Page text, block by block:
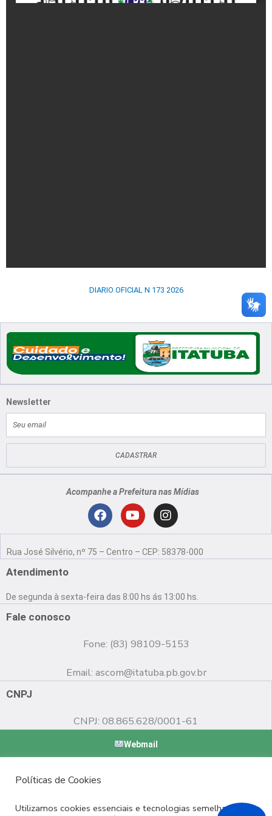
DIARIO OFICIAL N 173 2026
Newsletter
mail
CADASTRAR
Acompanhe a Prefeitura nas Mídias
F
c
o
o
Y
u
b
e
I
n
s
g
r
Rua José Silvério, nº 75 – Centro – CEP: 58378-000
Atendimento
De segunda à sexta-feira das 8:00 hs ás 13:00 hs.
Fale conosco
Fone: (83) 98109-5153
Email: ascom@itatuba.pb.gov.br
CNPJ
CNPJ: 08.865.628/0001-61
Webmail
Políticas de Cookies
Utilizamos cookies essenciais e tecnologias semelhantes de